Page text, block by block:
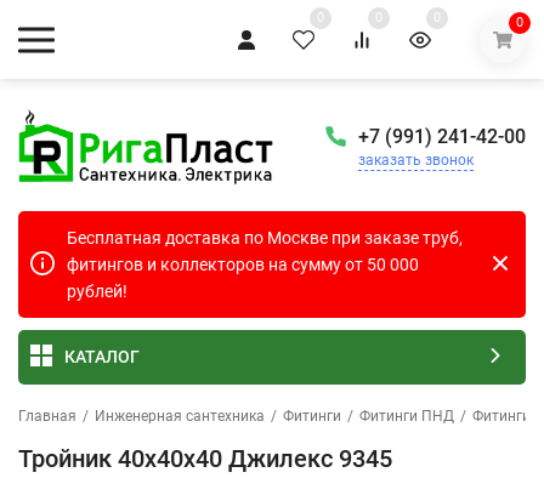
0 0 0 0
+7 (991) 241-42-00
заказать звонок
Бесплатная доставка по Москве при заказе труб,
фитингов и коллекторов на сумму от 50 000
рублей!
КАТАЛОГ
Главная / Инженерная сантехника / Фитинги / Фитинги ПНД / Фитинги
Тройник 40х40х40 Джилекс 9345